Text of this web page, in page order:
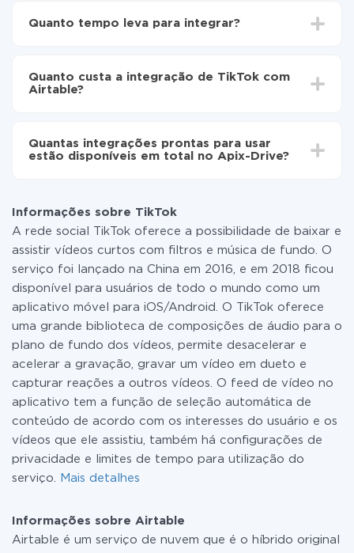
Airtable
automaticamente de TikTok para Airtable
Quanto tempo leva para integrar?
30 minutos. Em média, a configuração leva de 10 a 15
minutos.
Quanto custa a integração de TikTok com
Airtable?
as tarifas. Você paga apenas pela quantidade de
dados que é realmente transferida de um de seus
ou mudar para um de pago, se necessário. Mais
detalhes sobre tarifas
Quantas integrações prontas para usar
estão disponíveis em total no Apix-Drive?
Informações sobre TikTok
A rede social TikTok oferece a possibilidade de baixar e
assistir vídeos curtos com filtros e música de fundo. O
serviço foi lançado na China em 2016, e em 2018 ficou
disponível para usuários de todo o mundo como um
aplicativo móvel para iOS/Android. O TikTok oferece
uma grande biblioteca de composições de áudio para o
plano de fundo dos vídeos, permite desacelerar e
acelerar a gravação, gravar um vídeo em dueto e
capturar reações a outros vídeos. O feed de vídeo no
aplicativo tem a função de seleção automática de
conteúdo de acordo com os interesses do usuário e os
vídeos que ele assistiu, também há configurações de
privacidade e limites de tempo para utilização do
serviço.
Mais detalhes
Informações sobre Airtable
Airtable é um serviço de nuvem que é o híbrido original